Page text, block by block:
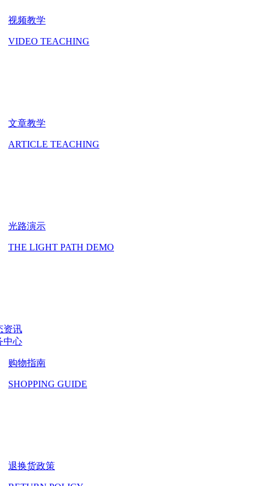
视频教学
VIDEO TEACHING
文章教学
ARTICLE TEACHING
光路演示
THE LIGHT PATH DEMO
资讯
中心
购物指南
SHOPPING GUIDE
退换货政策